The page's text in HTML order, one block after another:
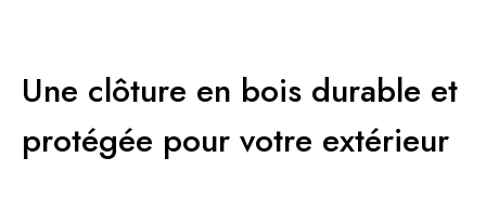
Une clôture en bois durable et
protégée pour votre extérieur